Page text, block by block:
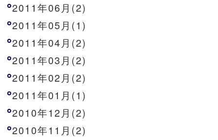
2011年06月(2)
2011年05月(1)
2011年04月(2)
2011年03月(2)
2011年02月(2)
2011年01月(1)
2010年12月(2)
2010年11月(2)